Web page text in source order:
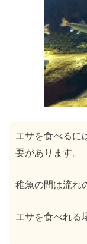
エサを食べるに
要があります。
稚魚の間は流れ
エサを食べれる